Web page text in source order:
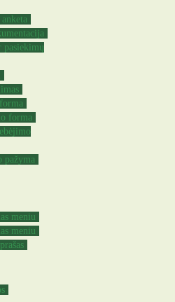
pasiekimų
forma
pažyma
meniu
meniu